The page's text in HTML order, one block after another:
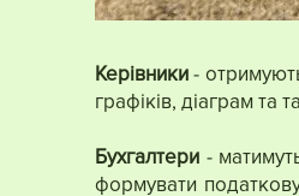
Керівники -
графіків, діаграм та
Бухгалтери -
формувати податкову